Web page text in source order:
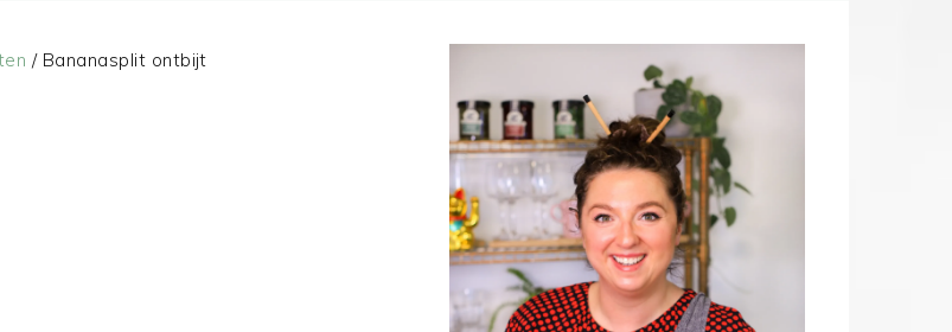
/Bananasplit ontbijt